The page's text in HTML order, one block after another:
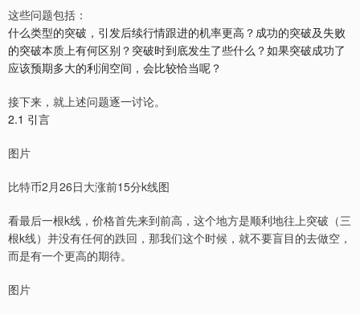
这些问题包括：
什么类型的突破，引发后续行情跟进的机率更高？成功的突破及失败
的突破本质上有何区别？突破时到底发生了些什么？如果突破成功了
应该预期多大的利润空间，会比较恰当呢？
接下来，就上述问题逐一讨论。
2.1 引言
图片
比特币2月26日大涨前15分k线图
看最后一根k线，价格首先来到前高，这个地方是顺利地往上突破（三
根k线）并没有任何的跌回，那我们这个时候，就不要盲目的去做空，
而是有一个更高的期待。
图片